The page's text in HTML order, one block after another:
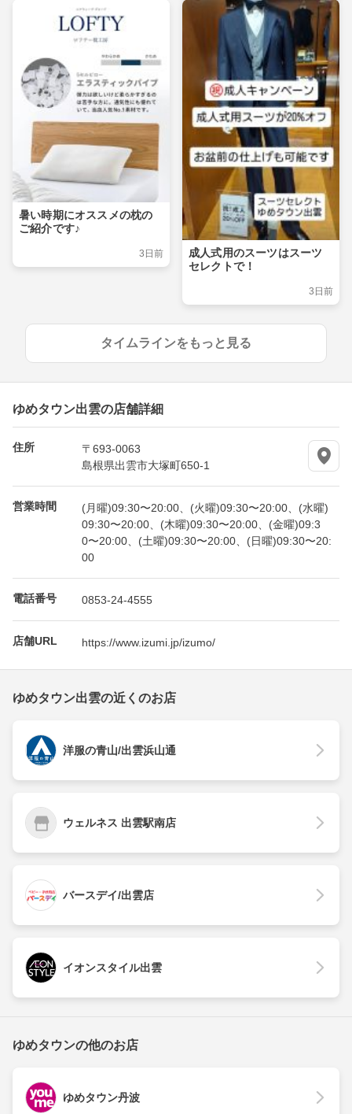
暑い時期にオススメの枕の
ご紹介です♪
3日前
成人式用のスーツはスーツ
セレクトで！
3日前
タイムラインをもっと見る
ゆめタウン出雲の店舗詳細
住所
〒693-0063
島根県出雲市大塚町650-1
営業時間
(月曜)09:30〜20:00、(火曜)09:30〜20:00、(水曜)
09:30〜20:00、(木曜)09:30〜20:00、(金曜)09:3
0〜20:00、(土曜)09:30〜20:00、(日曜)09:30〜20:
00
電話番号 0853-24-4555
店舗URL https://www.izumi.jp/izumo/
ゆめタウン出雲の近くのお店
洋服の青山/出雲浜山通
ウェルネス 出雲駅南店
バースデイ/出雲店
イオンスタイル出雲
ゆめタウンの他のお店
ゆめタウン丹波